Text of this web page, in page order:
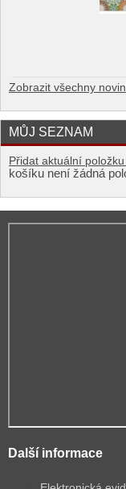
Zobrazit všechny
MŮJ SEZNAM
Přidat aktuální
košíku není žádná
Další informace